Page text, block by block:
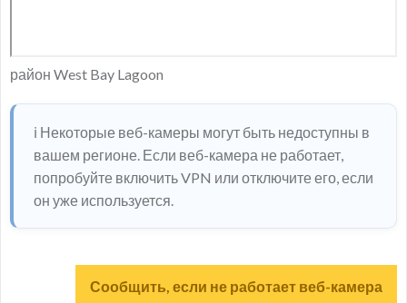
район West Bay Lagoon
ℹ️ Некоторые веб-камеры могут быть недоступны в
вашем регионе. Если веб-камера не работает,
попробуйте включить VPN или отключите его, если
он уже используется.
Сообщить, если не работает веб-камера